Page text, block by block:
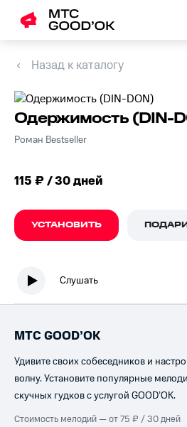
Назад к каталогу
Одержимость (DIN-
Роман Bestseller
115 ₽ / 30 дней
УСТАНОВИТЬ
Слушать
МТС GOOD’OK
Удивите своих собеседников и
волну. Установите популярные
скучных гудков с услугой GOOD’OK.
Стоимость мелодий — от 75 ₽ / 30 дней